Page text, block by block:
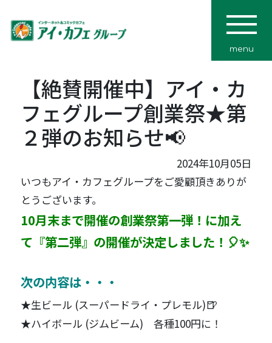
menu
【絶賛開催中】アイ・カ
フェグループ創業祭★第
２弾のお知らせ📢
2024年10月05日
いつもアイ・カフェグループをご愛顧頂きありが
とうございます。
10月末まで開催の創業祭第一弾！に加え
て『第二弾』の開催が決定しました！🎈✨
次の内容は・・・
★生ビール (スーパードライ・プレモル)🍺
★ハイボール (ジムビーム) 各種100円に！